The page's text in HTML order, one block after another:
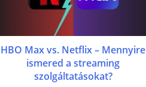
HBO Max vs. Netflix – Mennyire
ismered a streaming
szolgáltatásokat?